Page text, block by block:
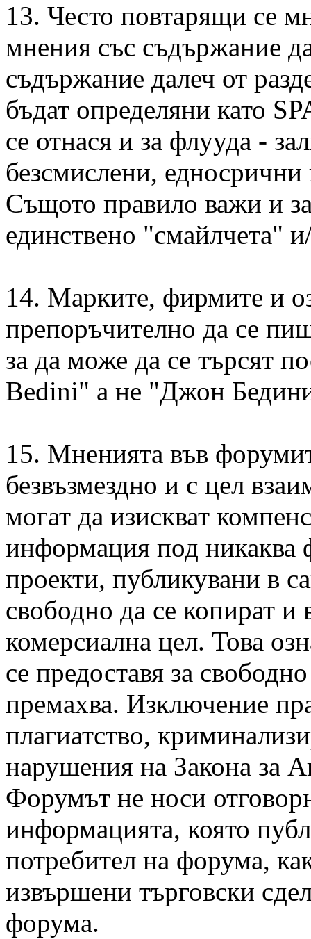
13. Често повтарящи се
мнения със съдържание
съдържание далеч от
бъдат определяни като
се отнася и за флууда -
безсмислени,
Същото правило важи и
единствено "смайлчета"
14. Марките, фирмите и
препоръчително да се
за да може да се търсят
Bedini" а не "Джон
15. Мненията във
безвъзмездно и с цел
могат да изискват
информация под
проекти, публикувани в
свободно да се копират и
комерсиална цел. Това
се предоставя за
премахва. Изключение
плагиатство,
нарушения на Закона за
Форумът не носи
информацията, която
потребител на форума,
извършени търговски
форума.